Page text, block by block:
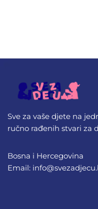
Sve za vaše djete na
ručno rađenih stvari za
Bosna i Hercegovina
Email: